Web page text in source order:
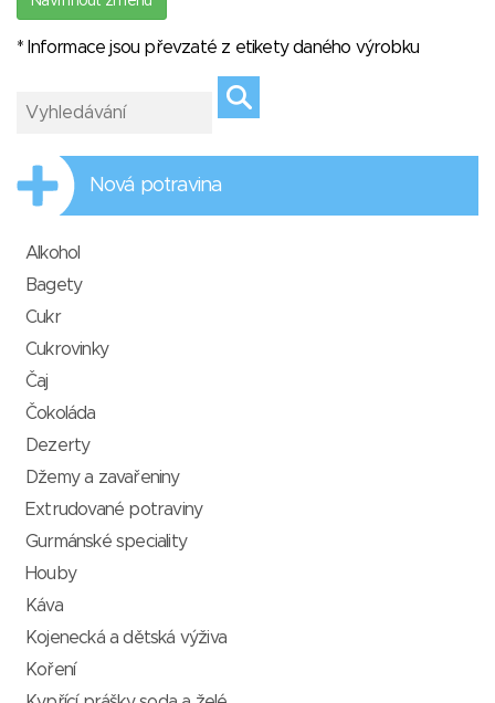
* Informace jsou převzaté z etikety daného výrobku
Nová potravina
Alkohol
Bagety
Cukr
Cukrovinky
Čaj
Čokoláda
Dezerty
Džemy a zavařeniny
Extrudované potraviny
Gurmánské speciality
Houby
Káva
Kojenecká a dětská výživa
Koření